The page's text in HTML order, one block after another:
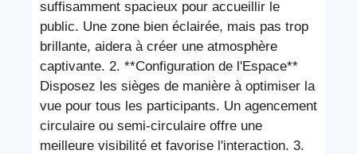
suffisamment spacieux pour accueillir le
public. Une zone bien éclairée, mais pas trop
brillante, aidera à créer une atmosphère
captivante. 2. **Configuration de l'Espace**
Disposez les sièges de manière à optimiser la
vue pour tous les participants. Un agencement
circulaire ou semi-circulaire offre une
meilleure visibilité et favorise l'interaction. 3.